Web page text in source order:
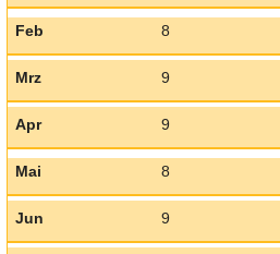
Feb 8
Mrz 9
Apr 9
Mai 8
Jun 9